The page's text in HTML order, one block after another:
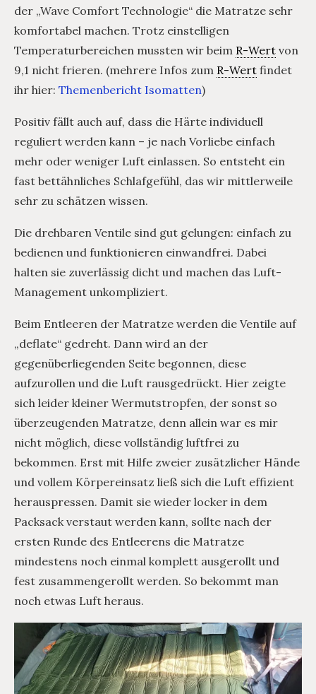
der „Wave Comfort Technologie“ die Matratze sehr
komfortabel machen. Trotz einstelligen
Temperaturbereichen mussten wir beim R-Wert von
9,1 nicht frieren. (mehrere Infos zum R-Wert findet
ihr hier: Themenbericht Isomatten)
Positiv fällt auch auf, dass die Härte individuell
reguliert werden kann – je nach Vorliebe einfach
mehr oder weniger Luft einlassen. So entsteht ein
fast bettähnliches Schlafgefühl, das wir mittlerweile
sehr zu schätzen wissen.
Die drehbaren Ventile sind gut gelungen: einfach zu
bedienen und funktionieren einwandfrei. Dabei
halten sie zuverlässig dicht und machen das Luft-
Management unkompliziert.
Beim Entleeren der Matratze werden die Ventile auf
„deflate“ gedreht. Dann wird an der
gegenüberliegenden Seite begonnen, diese
aufzurollen und die Luft rausgedrückt. Hier zeigte
sich leider kleiner Wermutstropfen, der sonst so
überzeugenden Matratze, denn allein war es mir
nicht möglich, diese vollständig luftfrei zu
bekommen. Erst mit Hilfe zweier zusätzlicher Hände
und vollem Körpereinsatz ließ sich die Luft effizient
herauspressen. Damit sie wieder locker in dem
Packsack verstaut werden kann, sollte nach der
ersten Runde des Entleerens die Matratze
mindestens noch einmal komplett ausgerollt und
fest zusammengerollt werden. So bekommt man
noch etwas Luft heraus.